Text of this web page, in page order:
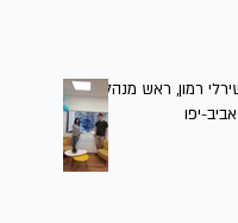
רמון, ראש מנהל
יפו